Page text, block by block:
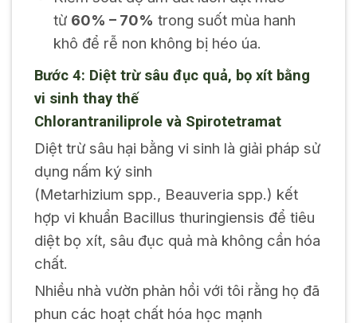
từ 60% – 70% trong suốt mùa hanh
khô để rễ non không bị héo úa.
Bước 4: Diệt trừ sâu đục quả, bọ xít bằng
vi sinh thay thế
Chlorantraniliprole và Spirotetramat
Diệt trừ sâu hại bằng vi sinh là giải pháp sử
dụng nấm ký sinh
(Metarhizium spp., Beauveria spp.) kết
hợp vi khuẩn Bacillus thuringiensis để tiêu
diệt bọ xít, sâu đục quả mà không cần hóa
chất.
Nhiều nhà vườn phản hồi với tôi rằng họ đã
phun các hoạt chất hóa học mạnh